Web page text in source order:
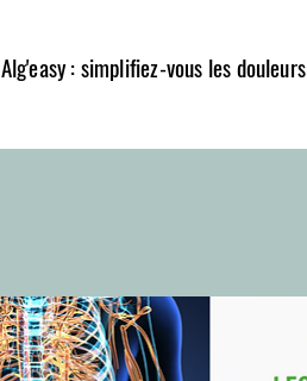
Alg'easy : simplifiez-vous les douleurs